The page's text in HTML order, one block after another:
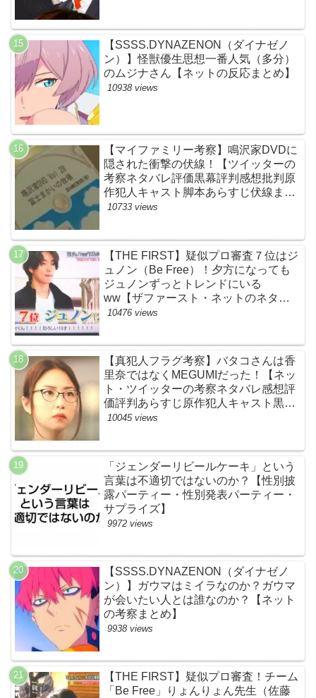
【SSSS.DYNAZENON（ダイナゼノ
ン）】怪獣優生思想一番人気（多分）
のムジナさん【ネットの反応まとめ】
10938 views
【マイファミリー考察】鳴沢家DVDに
隠された衝撃の伏線！【ツイッターの
考察ネタバレ評価黒幕評判感想批判原
作犯人キャスト脚本あらすじ伏線まと
め】
10733 views
【THE FIRST】疑似プロ審査７位はジ
ュノン（Be Free）！夕方になっても
ジュノンずっとトレンドにいる
ww【ザファースト・ネットのネタバ
レ感想考察まとめ・スッキリ・
10476 views
【真犯人フラグ考察】バタコさんは香
里奈ではなくMEGUMIだった！【ネッ
ト・ツイッターの考察ネタバレ感想評
価評判あらすじ原作犯人キャスト黒幕
伏線まとめ】
10045 views
「ジェンダーリビールケーキ」という
言葉は不適切ではないのか？【性別披
露パーティー・性別発表パーティー・
サプライズ】
9972 views
【SSSS.DYNAZENON（ダイナゼノ
ン）】ガウマはミイラなのか？ガウマ
が会いたい人とは誰なのか？【ネット
の考察まとめ】
9938 views
【THE FIRST】疑似プロ審査！チーム
「Be Free」りょんりょん先生（佐藤